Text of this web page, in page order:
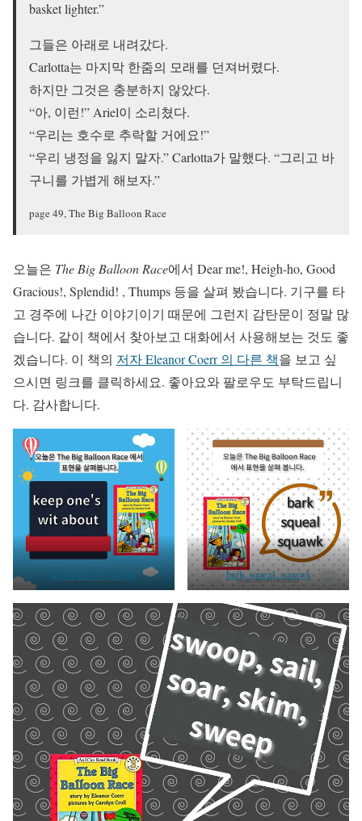
basket lighter.”
그들은 아래로 내려갔다.
Carlotta는 마지막 한줌의 모래를 던져버렸다.
하지만 그것은 충분하지 않았다.
“아, 이런!” Ariel이 소리쳤다.
“우리는 호수로 추락할 거에요!”
“우리 냉정을 잃지 말자.” Carlotta가 말했다. “그리고 바
구니를 가볍게 해보자.”
page 49, The Big Balloon Race
오늘은 The Big Balloon Race에서 Dear me!, Heigh-ho, Good
Gracious!, Splendid! , Thumps 등을 살펴 봤습니다. 기구를 타
고 경주에 나간 이야기이기 때문에 그런지 감탄문이 정말 많
습니다. 같이 책에서 찾아보고 대화에서 사용해보는 것도 좋
겠습니다. 이 책의 저자 Eleanor Coerr 의 다른 책을 보고 싶
으시면 링크를 클릭하세요. 좋아요와 팔로우도 부탁드립니
다. 감사합니다.
keep one’s wit about bark, squeal, squawk